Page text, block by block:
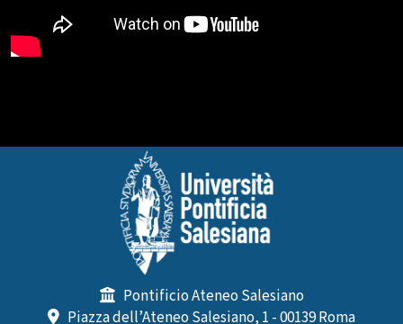
Pontificio Ateneo Salesiano
Piazza dell’Ateneo Salesiano, 1 - 00139 Roma